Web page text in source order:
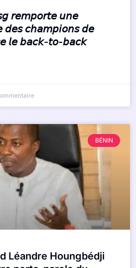
𝘳𝘦𝘮𝘱𝘰𝘳𝘵𝘦 𝘶𝘯𝘦
𝘥𝘦𝘴 𝘤𝘩𝘢𝘮𝘱𝘪𝘰𝘯𝘴 𝘥𝘦
𝘭𝘦 𝘣𝘢𝘤𝘬-𝘵𝘰-𝘣𝘢𝘤𝘬
BÉNIN
Léandre Houngbédji